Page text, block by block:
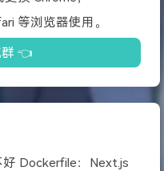
等浏览器使用。
👈
Dockerfile：Next.js